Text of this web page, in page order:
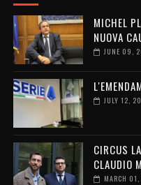
MICHEL
NUOVA
JUNE 09,
JULY 12,
CIRCUS
CLAUDIO
MARCH